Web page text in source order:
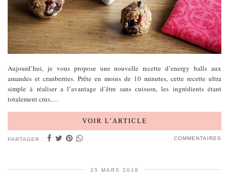
Aujourd’hui, je vous propose une nouvelle recette d’energy balls aux
amandes et cranberries. Prête en moins de 10 minutes, cette recette ultra
simple à réaliser a l’avantage d’être sans cuisson, les ingrédients étant
totalement crus.…
VOIR L’ARTICLE
PARTAGER : COMMENTAIRES
25 MARS 2018